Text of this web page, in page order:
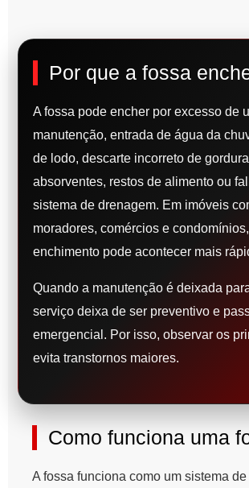
Por que a fossa
A fossa pode encher por excesso de
manutenção, entrada de água da
de lodo, descarte incorreto de
absorventes, restos de alimento ou
sistema de drenagem. Em imóveis
moradores, comércios e
enchimento pode acontecer mais
Quando a manutenção é deixada
serviço deixa de ser preventivo e
emergencial. Por isso, observar os
evita transtornos maiores.
Como funciona uma
A fossa funciona como um sistema